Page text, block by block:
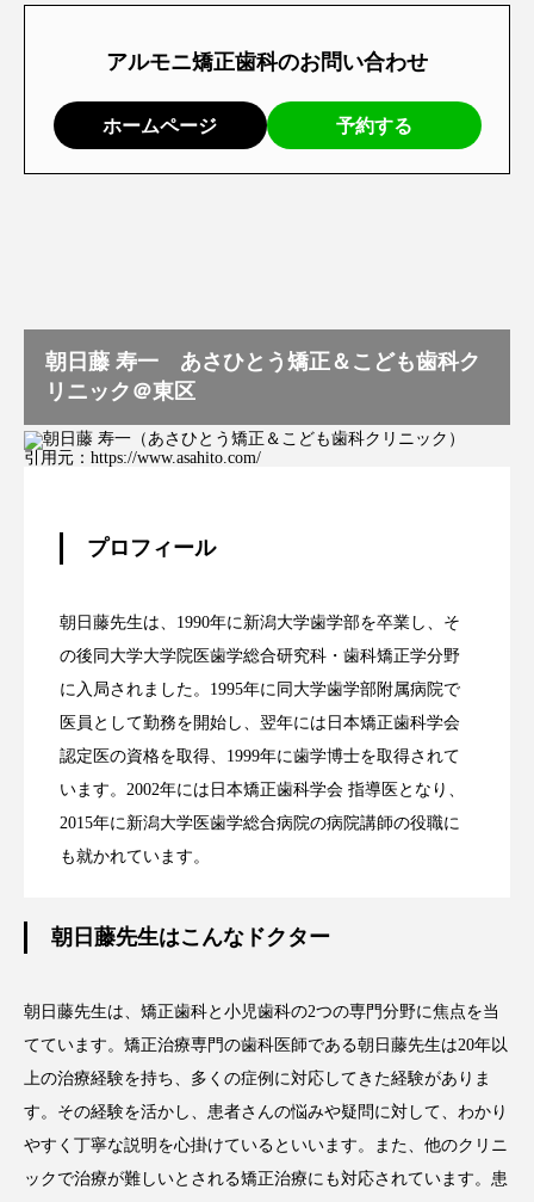
アルモニ矯正歯科のお問い合わせ
ホームページ 予約する
朝日藤 寿一 あさひとう矯正＆こども歯科ク
リニック＠東区
引用元： https://www.asahito.com/
プロフィール
朝日藤先生は、1990年に新潟大学歯学部を卒業し、そ
の後同大学大学院医歯学総合研究科・歯科矯正学分野
に入局されました。1995年に同大学歯学部附属病院で
医員として勤務を開始し、翌年には日本矯正歯科学会
認定医の資格を取得、1999年に歯学博士を取得されて
います。2002年には日本矯正歯科学会 指導医となり、
2015年に新潟大学医歯学総合病院の病院講師の役職に
も就かれています。
朝日藤先生はこんなドクター
朝日藤先生は、矯正歯科と小児歯科の2つの専門分野に焦点を当
てています。矯正治療専門の歯科医師である朝日藤先生は20年以
上の治療経験を持ち、多くの症例に対応してきた経験がありま
す。その経験を活かし、患者さんの悩みや疑問に対して、わかり
やすく丁寧な説明を心掛けているといいます。また、他のクリニ
ックで治療が難しいとされる矯正治療にも対応されています。患